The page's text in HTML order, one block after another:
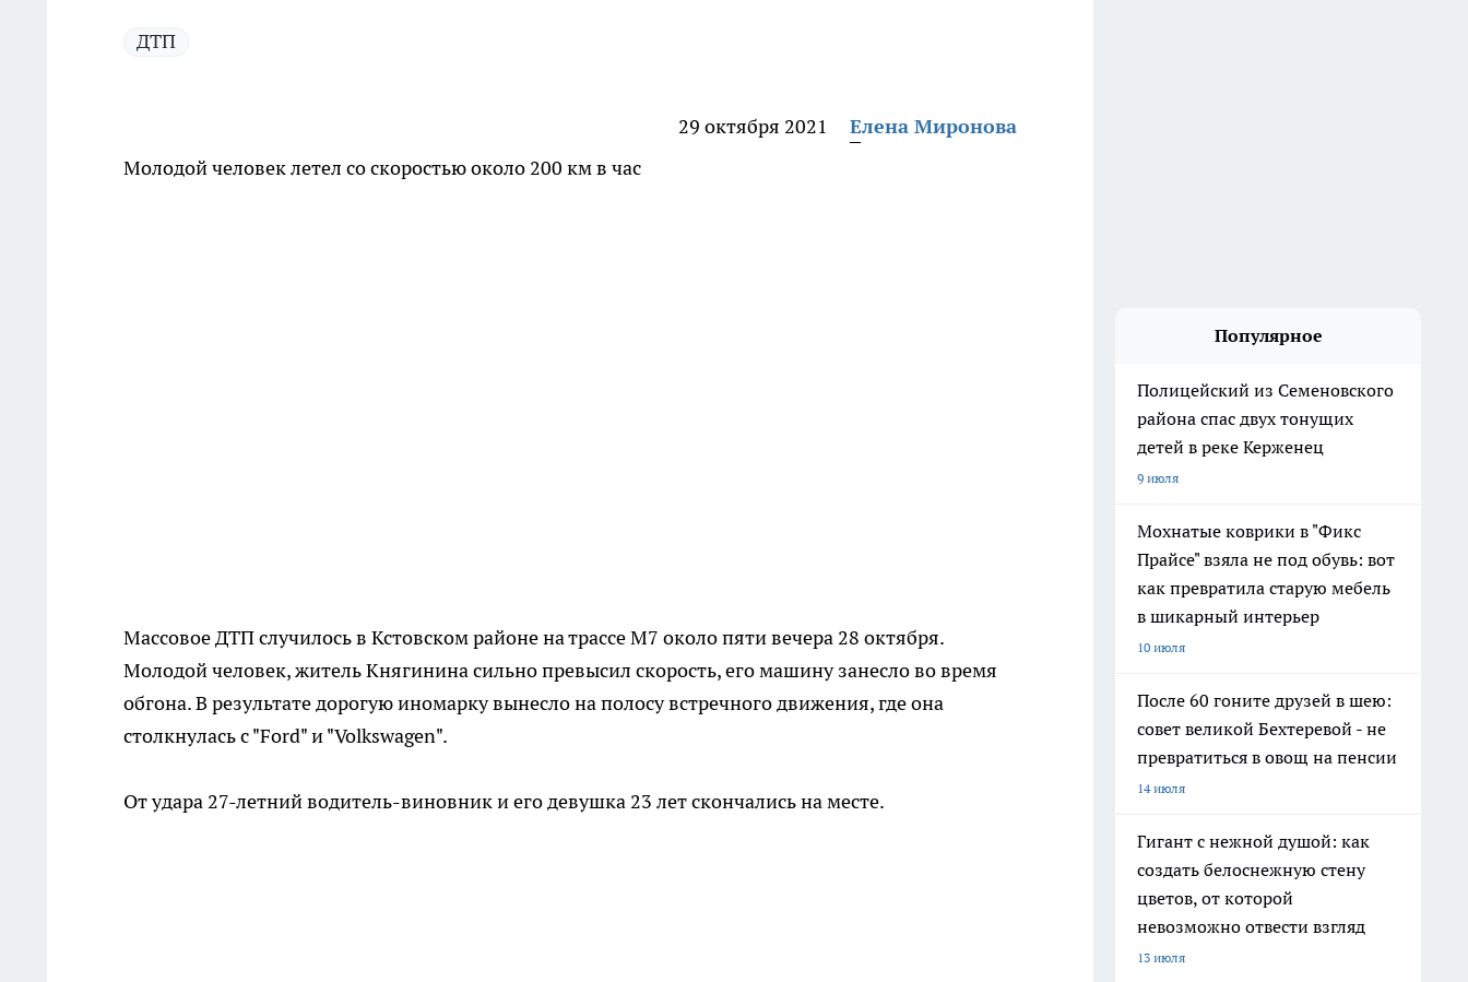
ДТП
29 октября 2021
Елена Миронова
Молодой человек летел со скоростью около 200 км в час
Массовое ДТП случилось в Кстовском районе на трассе М7 около пяти вечера 28 октября.
Молодой человек, житель Княгинина сильно превысил скорость, его машину занесло во время
обгона. В результате дорогую иномарку вынесло на полосу встречного движения, где она
столкнулась с "Ford" и "Volkswagen".
От удара 27-летний водитель-виновник и его девушка 23 лет скончались на месте.
Популярное
Полицейский из Семеновского
района спас двух тонущих
детей в реке Керженец
9 июля
Мохнатые коврики в "Фикс
Прайсе" взяла не под обувь: вот
как превратила старую мебель
в шикарный интерьер
10 июля
После 60 гоните друзей в шею:
совет великой Бехтеревой - не
превратиться в овощ на пенсии
14 июля
Гигант с нежной душой: как
создать белоснежную стену
цветов, от которой
невозможно отвести взгляд
13 июля